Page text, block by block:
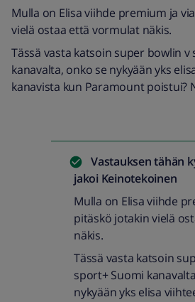
Mulla on Elisa viihde premium ja
vielä ostaa että vormulat näkis.
Tässä vasta katsoin super bowlin v
kanavalta, onko se nykyään yks
kanavista kun Paramount poistui?
Vastauksen tähän
jakoi Keinotekoinen
Mulla on Elisa viihde
pitäskö jotakin vielä
näkis.
Tässä vasta katsoin
sport+ Suomi
nykyään yks elisa